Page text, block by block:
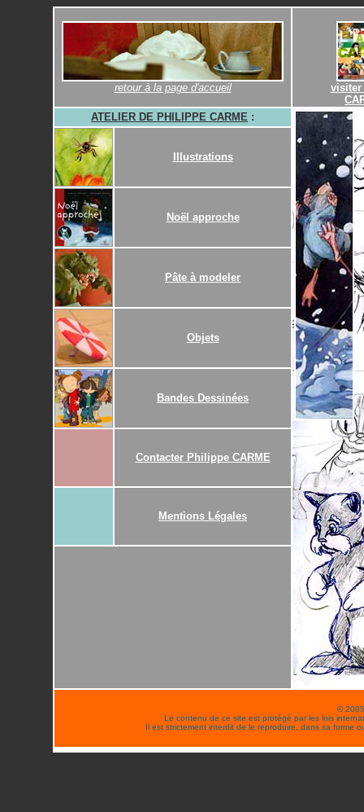
retour à la page d'accueil
visiter
ATELIER DE PHILIPPE CARME :
Illustrations
Noël approche
Pâte à modeler
Objets
Bandes Dessinées
Contacter Philippe CARME
Mentions Légales
©
Le contenu de ce site est protégé par les lois
Il est strictement interdit de le reproduire, dans sa forme